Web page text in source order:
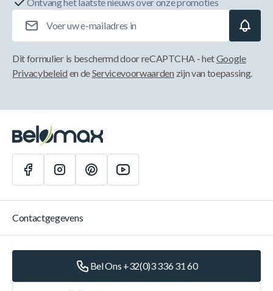
Dit formulier is beschermd door reCAPTCHA - hetGoogle
Privacybeleid en deServicevoorwaarden zijn van toepassing.
Contactgegevens
Bel Ons +32(0)3 336 31 60